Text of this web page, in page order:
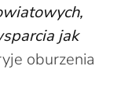
jak
oburzenia